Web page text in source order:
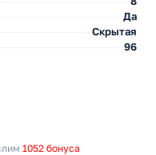
Да
Скрытая
96
1052 бонуса